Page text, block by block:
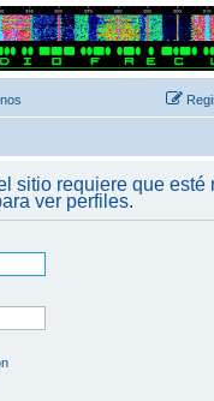
sitio requiere que esté
ver perfiles.